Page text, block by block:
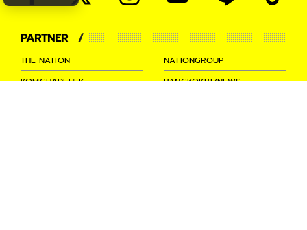
PARTNER
THE NATION
NATIONGROUP
KOMCHADLUEK
BANGKOKBIZNEWS